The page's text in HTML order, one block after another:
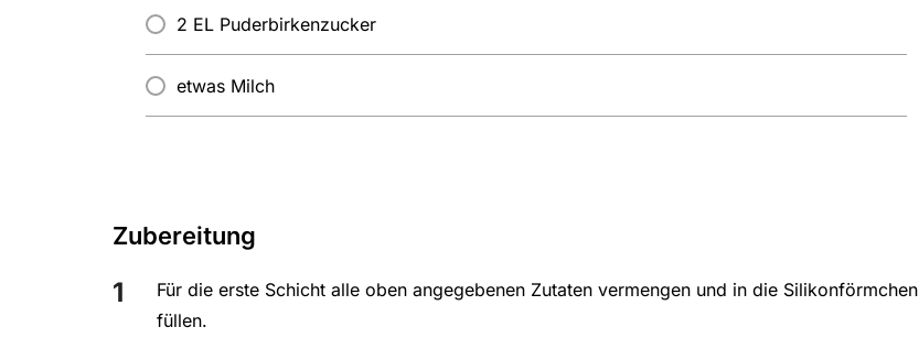
2 EL Puderbirkenzucker
etwas Milch
Zubereitung
Für die erste Schicht alle oben angegebenen Zutaten vermengen und in die Silikonförmchen
füllen.